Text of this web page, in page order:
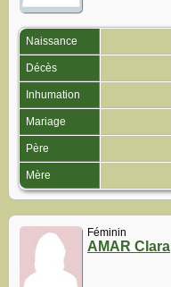
Naissance
Décès
Inhumation
Mariage
Père
Mère
Féminin
AMAR Clara